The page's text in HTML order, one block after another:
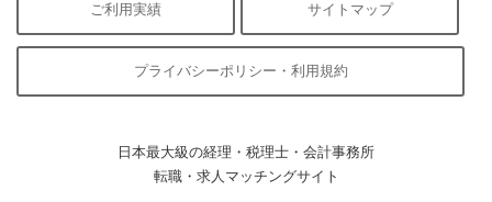
ご利用実績 サイトマップ
プライバシーポリシー・利用規約
日本最大級の経理・税理士・会計事務所
転職・求人マッチングサイト